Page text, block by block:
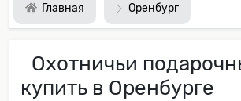
Главная Оренбург
Охотничьи
купить в Оренбурге